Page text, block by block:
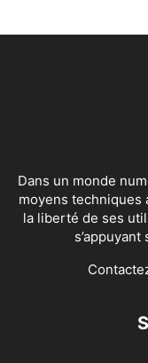
Dans un monde
moyens techniques
la liberté de ses